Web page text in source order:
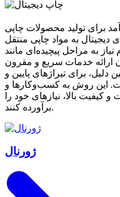
برای تولید محصولات چاپی
به مواد چاپی منتقل
به مراحل پیچیده‌ای مانند
ارائه خدمات سریع و مقرون
برای تیراژهای پایین و
این روش به کسب‌وکارها و
کیفیت بالا، نیازهای خود را
برآورده کنند.
ژورنال